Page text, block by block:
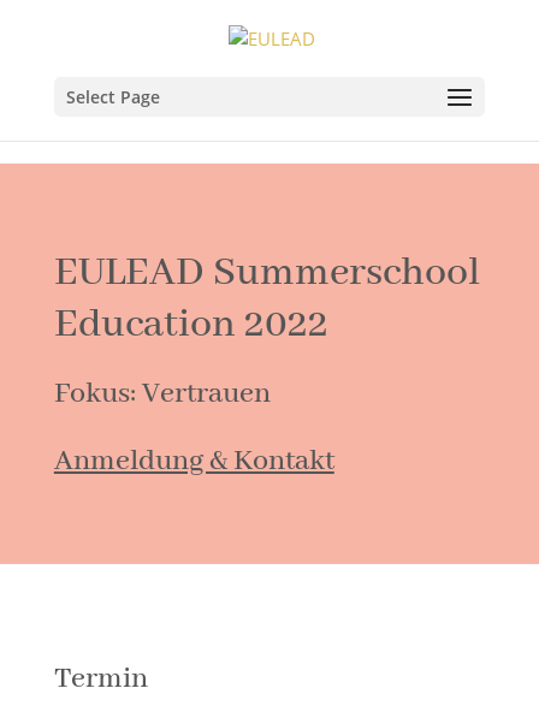
Select Page
EULEAD Summerschool
Education 2022
Fokus: Vertrauen
Anmeldung & Kontakt
Termin